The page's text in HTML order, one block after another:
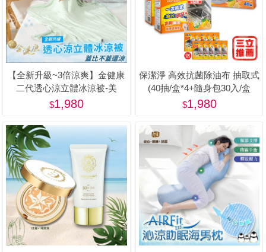
【全新升級~3倍涼爽】金健康
二代透心涼立體冰涼被-美
1,980
保潔淨 高效抗菌除油布 抽取式
(40抽/盒*4+隨身包30入/盒
*2+贈品-隨身包*10入)-美
1,980